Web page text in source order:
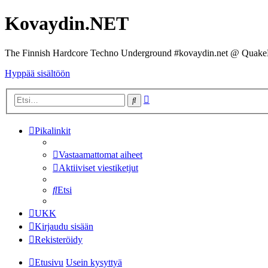
Kovaydin.NET
The Finnish Hardcore Techno Underground #kovaydin.net @
Hyppää sisältöön
Etsi
Pikalinkit
Vastaamattomat aiheet
Aktiiviset viestiketjut
Etsi
UKK
Kirjaudu sisään
Rekisteröidy
Etusivu Usein kysyttyä